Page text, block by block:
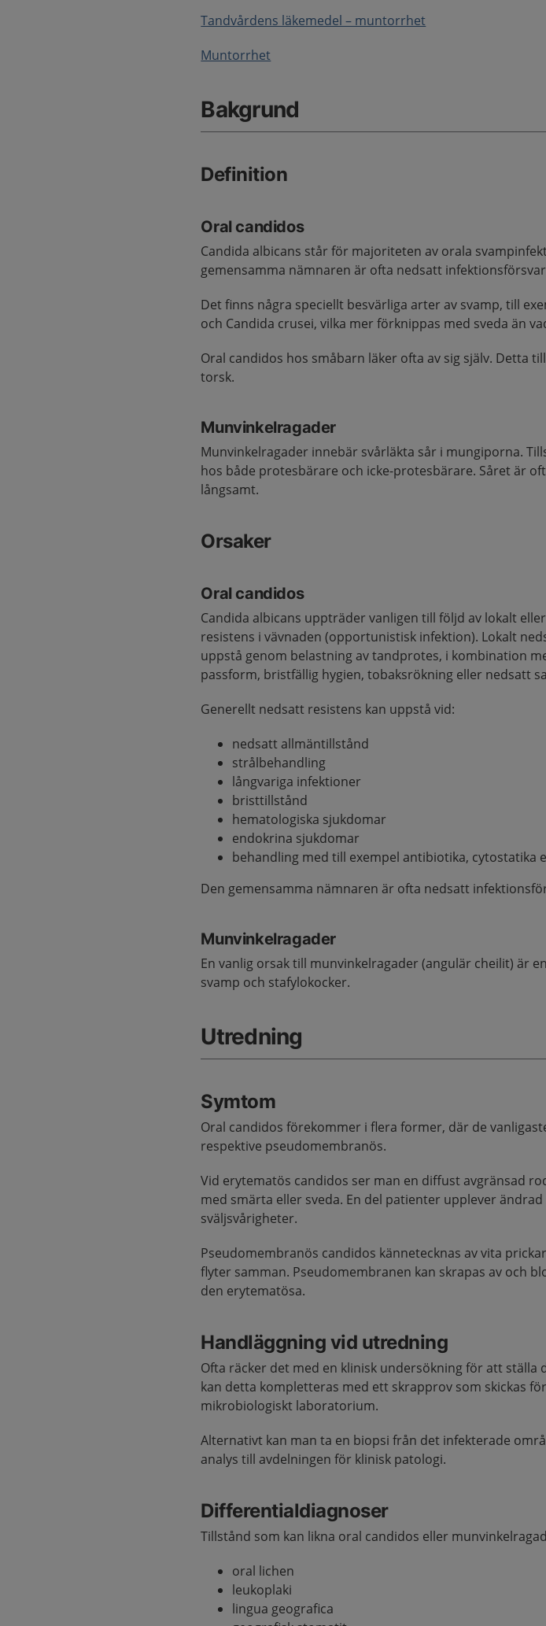
Tandvårdens läkemedel – muntorrhet
Muntorrhet
Bakgrund
Definition
Oral candidos
Candida albicans står för majoriteten av orala
gemensamma nämnaren är ofta nedsatt
Det finns några speciellt besvärliga arter av svamp, till
och Candida crusei, vilka mer förknippas med sveda än
Oral candidos hos småbarn läker ofta av sig själv. Detta
torsk.
Munvinkelragader
Munvinkelragader innebär svårläkta sår i mungiporna.
hos både protesbärare och icke-protesbärare. Såret är
långsamt.
Orsaker
Oral candidos
Candida albicans uppträder vanligen till följd av lokalt
resistens i vävnaden (opportunistisk infektion). Lokalt
uppstå genom belastning av tandprotes, i kombination
passform, bristfällig hygien, tobaksrökning eller nedsatt
Generellt nedsatt resistens kan uppstå vid:
nedsatt allmäntillstånd
strålbehandling
långvariga infektioner
bristtillstånd
hematologiska sjukdomar
endokrina sjukdomar
behandling med till exempel antibiotika, cytostatika
Den gemensamma nämnaren är ofta nedsatt
Munvinkelragader
En vanlig orsak till munvinkelragader (angulär cheilit) är
svamp och stafylokocker.
Utredning
Symtom
Oral candidos förekommer i flera former, där de
respektive pseudomembranös.
Vid erytematös candidos ser man en diffust avgränsad
med smärta eller sveda. En del patienter upplever
sväljsvårigheter.
Pseudomembranös candidos kännetecknas av vita
flyter samman. Pseudomembranen kan skrapas av och
den erytematösa.
Handläggning vid utredning
Ofta räcker det med en klinisk undersökning för att ställa
kan detta kompletteras med ett skrapprov som skickas
mikrobiologiskt laboratorium.
Alternativt kan man ta en biopsi från det infekterade
analys till avdelningen för klinisk patologi.
Differentialdiagnoser
Tillstånd som kan likna oral candidos eller
oral lichen
leukoplaki
lingua geografica